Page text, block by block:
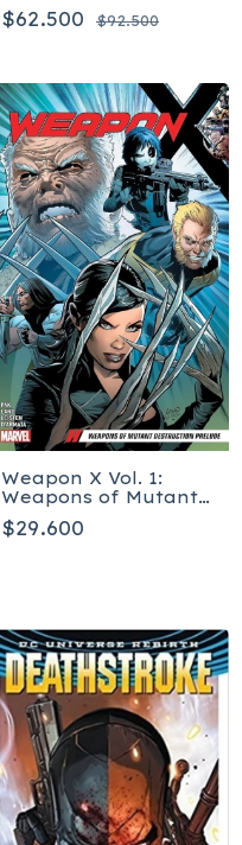
$62.500 $92.500
Weapon X Vol. 1:
Weapons of Mutant
Destruction Prelude
$29.600